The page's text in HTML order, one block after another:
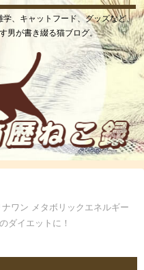
、キャットフード、グッズなど、
男が書き綴る猫ブログ。
ナワン メタボリックエネルギー
ダイエットに！